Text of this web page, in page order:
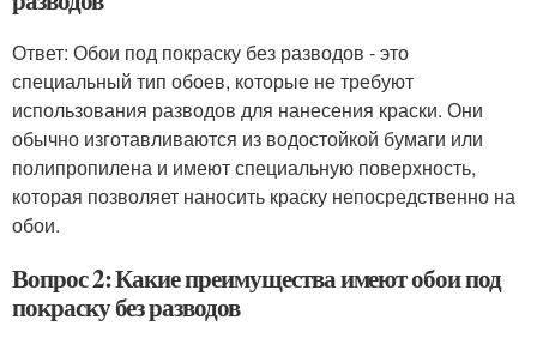
Ответ: Обои под покраску без разводов - это
специальный тип обоев, которые не требуют
использования разводов для нанесения краски. Они
обычно изготавливаются из водостойкой бумаги или
полипропилена и имеют специальную поверхность,
которая позволяет наносить краску непосредственно на
обои.
Вопрос 2: Какие преимущества имеют обои под
покраску без разводов